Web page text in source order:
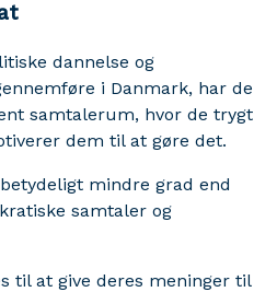
dannelse og
i Danmark, har de
samtalerum, hvor de trygt
dem til at gøre det.
mindre grad end
samtaler og
til at give deres meninger til